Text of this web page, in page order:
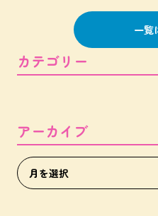
一覧
カテゴリー
アーカイブ